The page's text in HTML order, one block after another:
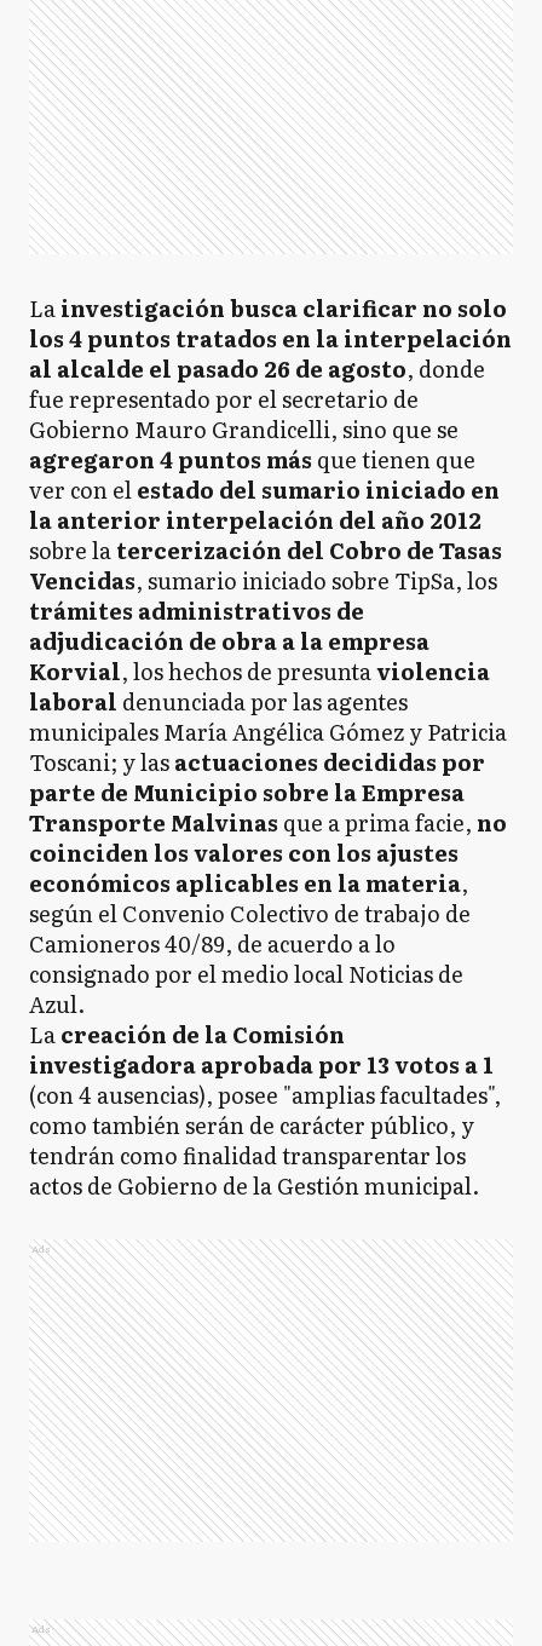
Lainvestigación busca clarificar no solo
los 4 puntos tratados en la interpelación
al alcalde el pasado 26 de agosto, donde
fue representado por el secretario de
Gobierno Mauro Grandicelli, sino que se
agregaron 4 puntos más que tienen que
ver con elestado del sumario iniciado en
la anterior interpelación del año 2012
sobre latercerización del Cobro de Tasas
Vencidas, sumario iniciado sobre TipSa, los
trámites administrativos de
adjudicación de obra a la empresa
Korvial, los hechos de presuntaviolencia
laboral denunciada por las agentes
municipales María Angélica Gómez y Patricia
Toscani; y lasactuaciones decididas por
parte de Municipio sobre la Empresa
Transporte Malvinas que a prima facie, no
coinciden los valores con los ajustes
económicos aplicables en la materia,
según el Convenio Colectivo de trabajo de
Camioneros 40/89, de acuerdo a lo
consignado por el medio local Noticias de
Azul.
Lacreación de la Comisión
investigadora aprobada por 13 votos a 1
(con 4 ausencias), posee "amplias facultades",
como también serán de carácter público, y
tendrán como finalidad transparentar los
actos de Gobierno de la Gestión municipal.
Ads
Ads